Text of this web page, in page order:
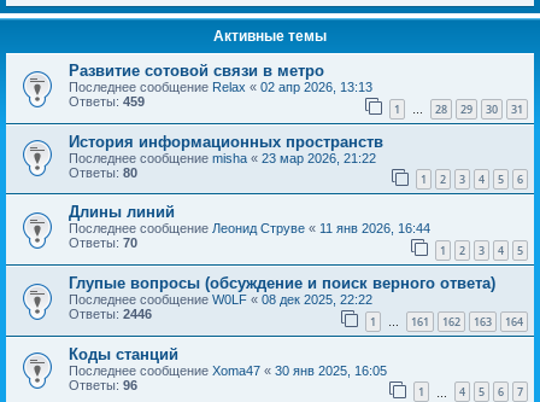
Активные темы
Развитие сотовой связи в метро
Последнее сообщение Relax « 02 апр 2026, 13:13
Ответы: 459 1 … 28 29 30 31
История информационных пространств
Последнее сообщение misha « 23 мар 2026, 21:22
Ответы: 80 1 2 3 4 5 6
Длины линий
Последнее сообщение Леонид Струве « 11 янв 2026, 16:44
Ответы: 70 1 2 3 4 5
Глупые вопросы (обсуждение и поиск верного ответа)
Последнее сообщение W0LF « 08 дек 2025, 22:22
Ответы: 2446 1 … 161 162 163 164
Коды станций
Последнее сообщение Xoma47 « 30 янв 2025, 16:05
Ответы: 96 1 4 5 6 7